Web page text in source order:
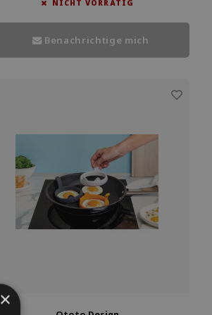
NICHT VORRÄTIG
Benachrichtige mich
×